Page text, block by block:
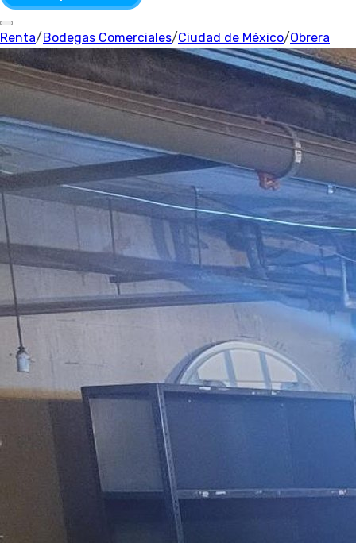
Renta/ Bodegas Comerciales/Ciudad de México/Obrera